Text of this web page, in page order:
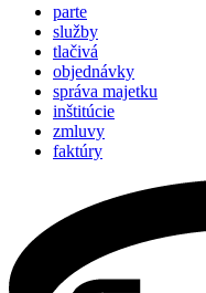
parte
služby
tlačivá
objednávky
správa majetku
inštitúcie
zmluvy
faktúry